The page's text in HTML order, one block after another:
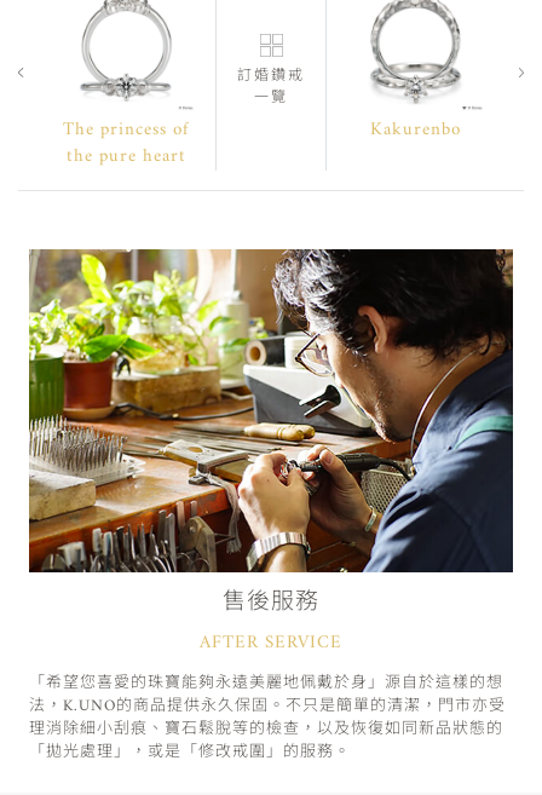
The princess of
the pure heart
訂婚鑽戒
一覽
Kakurenbo
售後服務
AFTER SERVICE
「希望您喜愛的珠寶能夠永遠美麗地佩戴於身」源自於這樣的想
法，K.UNO的商品提供永久保固。不只是簡單的清潔，門市亦受
理消除細小刮痕、寶石鬆脫等的檢查，以及恢復如同新品狀態的
「拋光處理」，或是「修改戒圍」的服務。